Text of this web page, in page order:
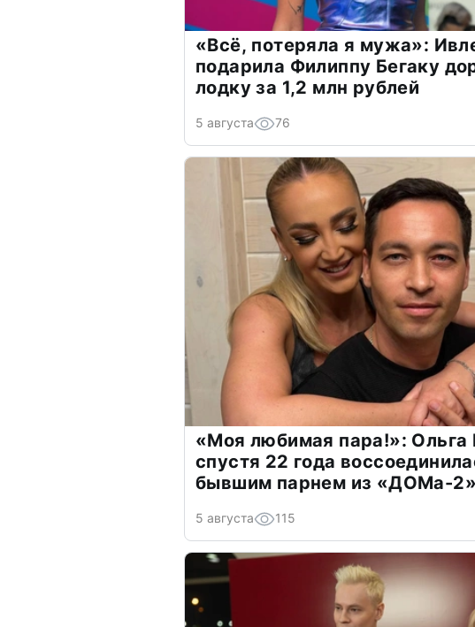
«Всё, потеряла я мужа»:
подарила Филиппу Бегаку
лодку за 1,2 млн рублей
5 августа 76
«Моя любимая пара!»: Ольга
спустя 22 года
бывшим парнем из «ДОМа-2»
5 августа 115